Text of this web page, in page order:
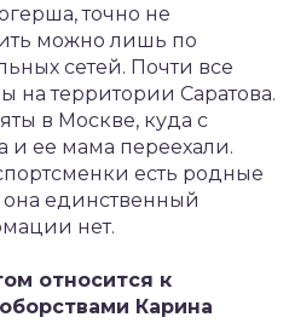
точно не
можно лишь по
сетей. Почти все
на территории Саратова.
в Москве, куда с
и ее мама переехали.
есть родные
она единственный
нет.
относится к
Карина